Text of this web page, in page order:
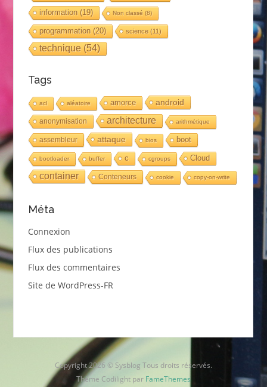
information(19) Non classé(8)
programmation(20) science(11)
technique(54)
Tags
acl aléatoire amorce android
anonymisation architecture arithmétique
assembleur attaque bios boot
bootloader buffer c cgroups Cloud
container Conteneurs cookie copy-on-write
Méta
Connexion
Flux des publications
Flux des commentaires
Site de WordPress-FR
Copyright 2026 © Sysblog Tous droits réservés.
Thème Codilight par FameThemes